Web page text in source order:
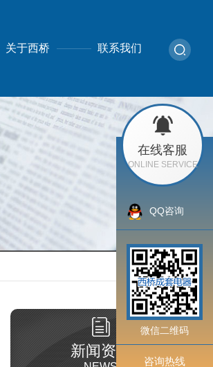
关于西桥 联系我们
返回
新闻资讯
在线客服
ONLINE SERVICE
QQ咨询
微信二维码
咨询热线